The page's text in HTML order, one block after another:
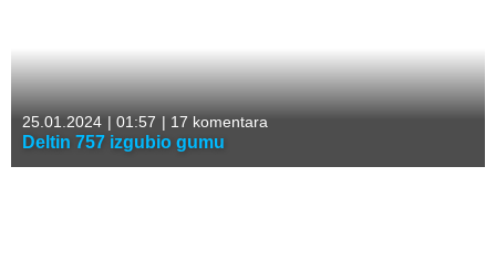
25.01.2024 | 01:57 | 17 komentara
Deltin 757 izgubio gumu